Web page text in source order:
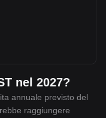
nel 2027?
annuale previsto del
raggiungere